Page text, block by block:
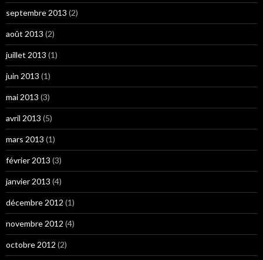
septembre 2013 (2)
août 2013 (2)
juillet 2013 (1)
juin 2013 (1)
mai 2013 (3)
avril 2013 (5)
mars 2013 (1)
février 2013 (3)
janvier 2013 (4)
décembre 2012 (1)
novembre 2012 (4)
octobre 2012 (2)